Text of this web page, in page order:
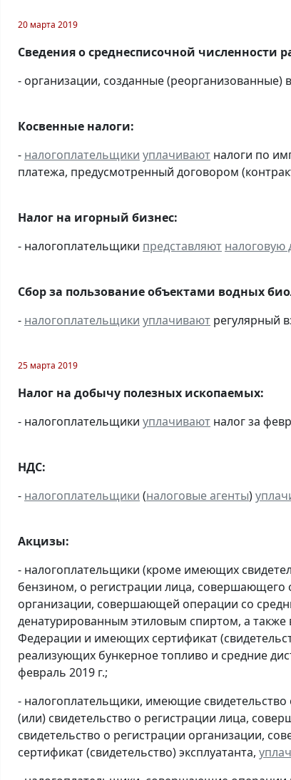
20 марта 2019
Сведения о среднесписочной численности
- организации, созданные (реорганизованные)
Косвенные налоги:
- налогоплательщики уплачивают налоги по
платежа, предусмотренный договором
Налог на игорный бизнес:
- налогоплательщики представляют налоговую
Сбор за пользование объектами водных
- налогоплательщики уплачивают регулярный
25 марта 2019
Налог на добычу полезных ископаемых:
- налогоплательщики уплачивают налог за
НДС:
- налогоплательщики (налоговые агенты)
Акцизы:
- налогоплательщики (кроме имеющих
бензином, о регистрации лица, совершающего
организации, совершающей операции со
денатурированным этиловым спиртом, а также
Федерации и имеющих сертификат
реализующих бункерное топливо и средние
февраль 2019 г.;
- налогоплательщики, имеющие
(или) свидетельство о регистрации лица,
свидетельство о регистрации организации,
сертификат (свидетельство) эксплуатанта,